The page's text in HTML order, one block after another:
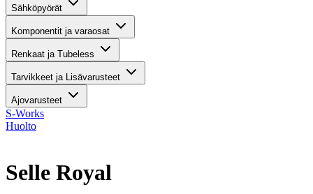
Sähköpyörät
Komponentit ja varaosat
Renkaat ja Tubeless
Tarvikkeet ja Lisävarusteet
Ajovarusteet
S-Works
Huolto
Selle Royal